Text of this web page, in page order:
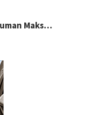
Maks…